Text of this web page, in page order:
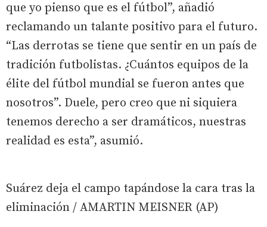
que yo pienso que es el fútbol”, añadió
reclamando un talante positivo para el futuro.
“Las derrotas se tiene que sentir en un país de
tradición futbolistas. ¿Cuántos equipos de la
élite del fútbol mundial se fueron antes que
nosotros”. Duele, pero creo que ni siquiera
tenemos derecho a ser dramáticos, nuestras
realidad es esta”, asumió.
Suárez deja el campo tapándose la cara tras la
eliminación / AMARTIN MEISNER (AP)